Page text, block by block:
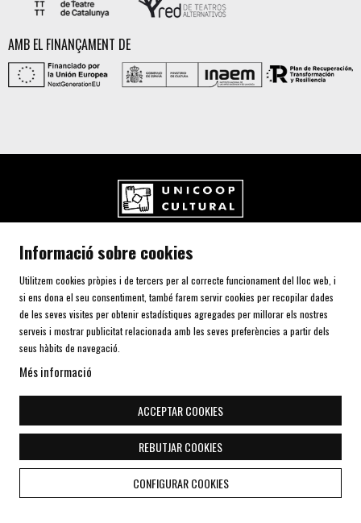
AMB EL FINANÇAMENT DE
Carrer de l'Aurora, 80 (Plaça de Cal Font)
Telf. 93 805 00 75
AVÍS LEGAL I POLÍTICA DE PRIVACITAT
DECLARACIÓ D'ACCESSIBILITAT
CONTACTE
Link a instagram
Link a youtube
Link a twitter
Link a facebook
Link a telegram
Informació sobre cookies
Utilitzem cookies pròpies i de tercers per al correcte funcionament del lloc web, i
si ens dona el seu consentiment, també farem servir cookies per recopilar dades
de les seves visites per obtenir estadístiques agregades per millorar els nostres
serveis i mostrar publicitat relacionada amb les seves preferències a partir dels
seus hàbits de navegació.
Més informació
ACCEPTAR COOKIES
REBUTJAR COOKIES
CONFIGURAR COOKIES